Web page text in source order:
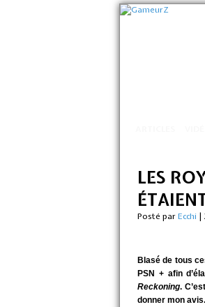
LES
Posté parEcchi |
Blasé de tous
PSN + afin
Reckoning.
donner mon avis.